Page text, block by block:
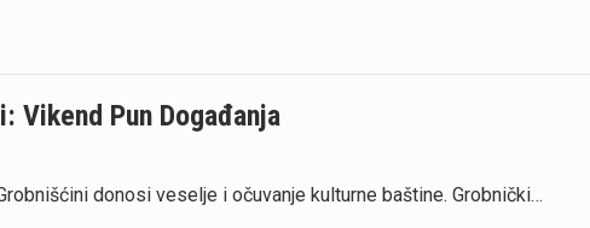
Vikend Pun Događanja
donosi veselje i očuvanje kulturne baštine. Grobnički…